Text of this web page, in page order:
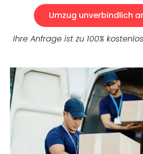
Umzug unverbindlich
Ihre Anfrage ist zu 100%